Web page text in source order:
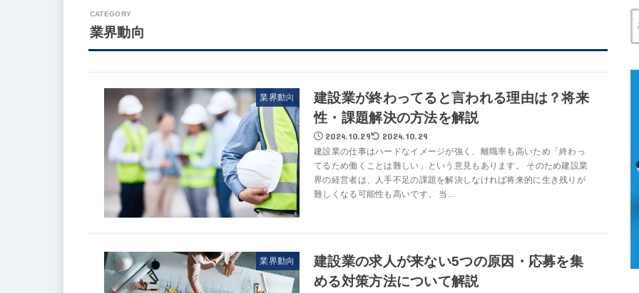
業界動向
業界動向
建設業が終わってると言われる理由は？将来
性・課題解決の方法を解説
2024.10.29 2024.10.29
建設業の仕事はハードなイメージが強く、離職率も高いため「終わっ
てるため働くことは難しい」という意見もあります。 そのため建設業
界の経営者は、人手不足の課題を解決しなければ将来的に生き残りが
難しくなる可能性も高いです。 当...
業界動向
建設業の求人が来ない5つの原因・応募を集
める対策方法について解説